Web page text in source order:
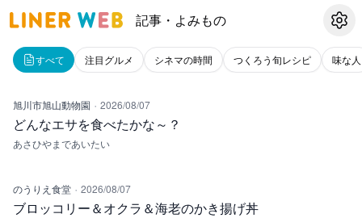
記事・よみもの 設定
すべて 注目グルメ シネマの時間 つくろう旬レシピ 味な人
旭川市旭山動物園 · 2026/08/07
どんなエサを食べたかな～？
あさひやまであいたい
のうりえ食堂 · 2026/08/07
ブロッコリー＆オクラ＆海老のかき揚げ丼